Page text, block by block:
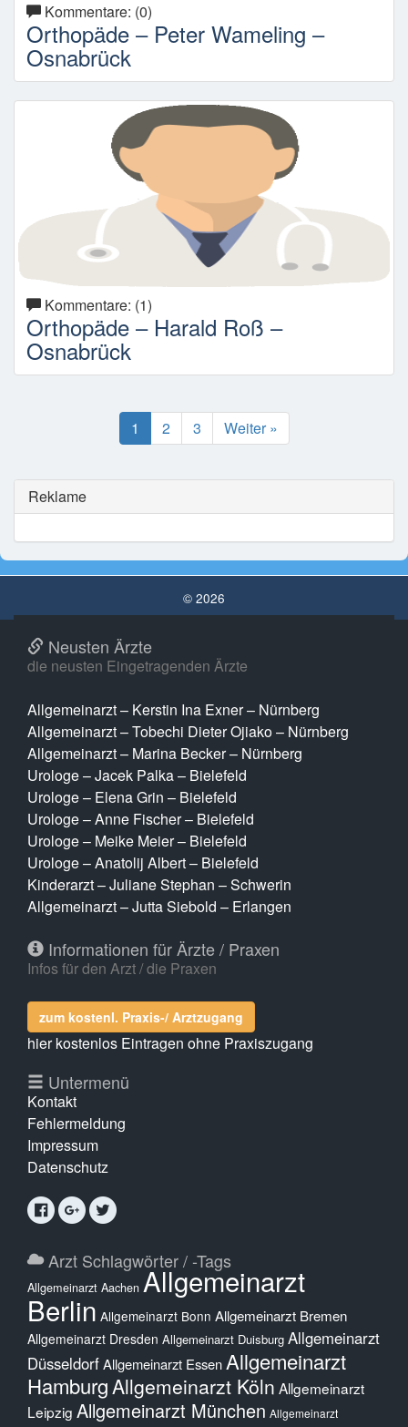
Kommentare: (0)
Orthopäde – Peter Wameling –
Osnabrück
Kommentare: (1)
Orthopäde – Harald Roß –
Osnabrück
1 2 3 Weiter »
Reklame
© 2026
Neusten Ärzte
die neusten Eingetragenden Ärzte
Allgemeinarzt – Kerstin Ina Exner – Nürnberg
Allgemeinarzt – Tobechi Dieter Ojiako – Nürnberg
Allgemeinarzt – Marina Becker – Nürnberg
Urologe – Jacek Palka – Bielefeld
Urologe – Elena Grin – Bielefeld
Urologe – Anne Fischer – Bielefeld
Urologe – Meike Meier – Bielefeld
Urologe – Anatolij Albert – Bielefeld
Kinderarzt – Juliane Stephan – Schwerin
Allgemeinarzt – Jutta Siebold – Erlangen
Informationen für Ärzte / Praxen
Infos für den Arzt / die Praxen
zum kostenl. Praxis-/ Arztzugang
hier kostenlos Eintragen ohne Praxiszugang
Untermenü
Kontakt
Fehlermeldung
Impressum
Datenschutz
Arzt Schlagwörter / -Tags
Allgemeinarzt Aachen Allgemeinarzt
Berlin Allgemeinarzt Bonn Allgemeinarzt Bremen
Allgemeinarzt Dresden Allgemeinarzt Duisburg Allgemeinarzt
DüsseldorfAllgemeinarzt Essen Allgemeinarzt
HamburgAllgemeinarzt Köln Allgemeinarzt
Leipzig Allgemeinarzt München Allgemeinarzt